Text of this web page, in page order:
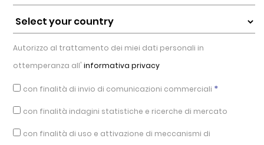
Autorizzo al trattamento dei miei dati personali in
ottemperanza all' informativa privacy
con finalità di invio di comunicazioni commerciali *
con finalità indagini statistiche e ricerche di mercato
con finalità di uso e attivazione di meccanismi di